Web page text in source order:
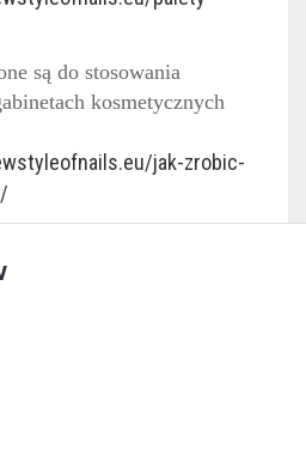
są do stosowania
kosmetycznych
jak-zrobic-